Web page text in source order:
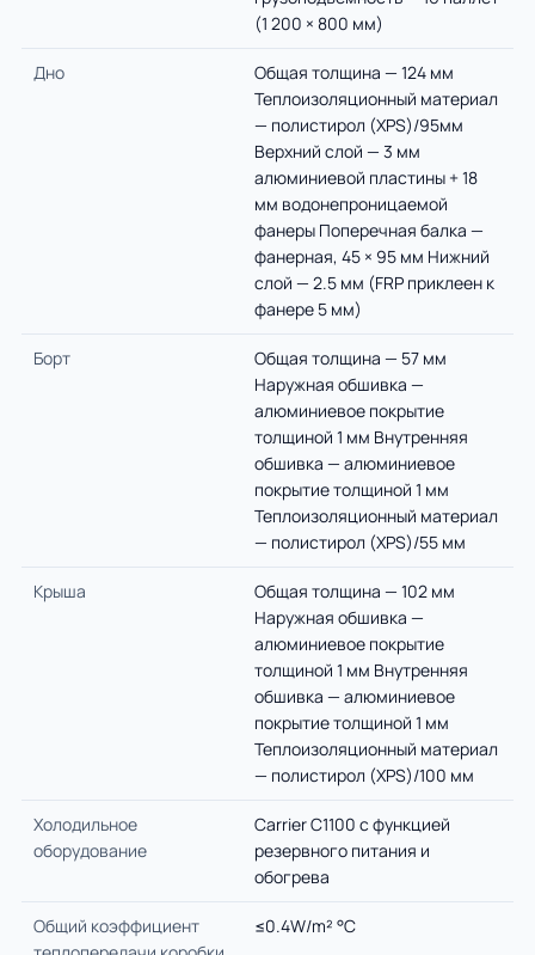
(1 200 × 800 мм)
Дно
Общая толщина — 124 мм
Теплоизоляционный материал
— полистирол (XPS)/95мм
Верхний слой — 3 мм
алюминиевой пластины + 18
мм водонепроницаемой
фанеры Поперечная балка —
фанерная, 45 × 95 мм Нижний
слой — 2.5 мм (FRP приклеен к
фанере 5 мм)
Борт
Общая толщина — 57 мм
Наружная обшивка —
алюминиевое покрытие
толщиной 1 мм Внутренняя
обшивка — алюминиевое
покрытие толщиной 1 мм
Теплоизоляционный материал
— полистирол (XPS)/55 мм
Крыша
Общая толщина — 102 мм
Наружная обшивка —
алюминиевое покрытие
толщиной 1 мм Внутренняя
обшивка — алюминиевое
покрытие толщиной 1 мм
Теплоизоляционный материал
— полистирол (XPS)/100 мм
Холодильное
оборудование
Carrier C1100 с функцией
резервного питания и
обогрева
Общий коэффициент
≤0.4W/m² °C